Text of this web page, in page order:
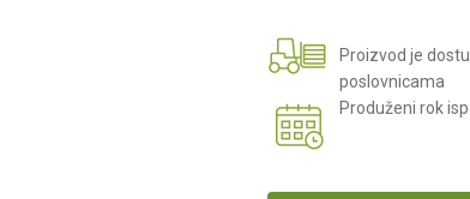
Proizvod je
poslovnicama
Produženi rok